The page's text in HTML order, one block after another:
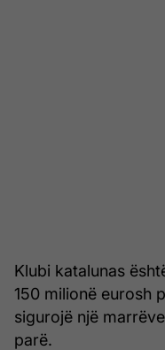
Klubi katalunas
150 milionë eurosh
sigurojë një
parë.